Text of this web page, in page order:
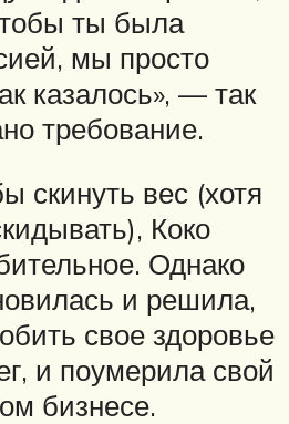
ты была
мы просто
казалось», — так
требование.
скинуть вес (хотя
Коко
Однако
и решила,
свое здоровье
и поумерила свой
бизнесе.